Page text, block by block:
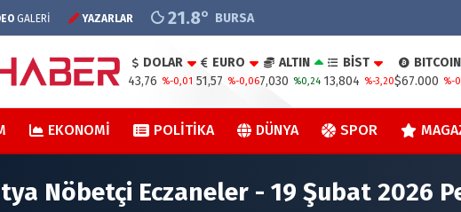
GALERİ YAZARLAR 21.8° BURSA
DOLAR
43,76 %-0,01
EURO
51,57 %-0,06
ALTIN
7,030 %0,24
BİST
13,804 %-3,20
BITCOIN
$67.000 %-
EKONOMI POLITIKA DÜNYA SPOR
Nöbetçi Eczaneler - 19 Şubat 2026